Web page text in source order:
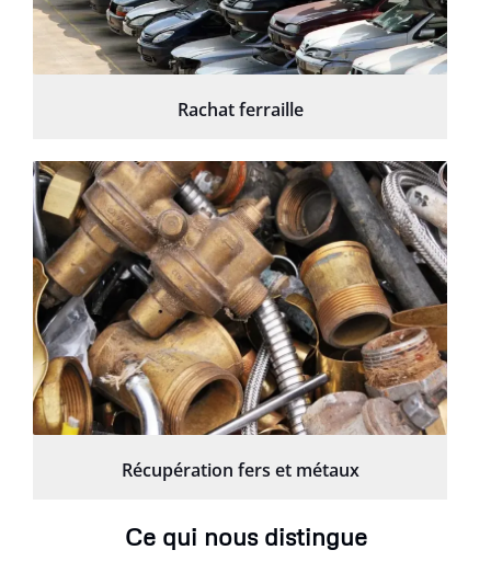
Rachat ferraille
Récupération fers et métaux
Ce qui nous distingue